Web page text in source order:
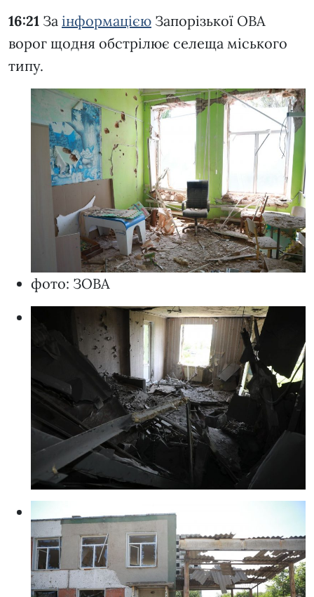
16:21 За інформацією Запорізької ОВА
ворог щодня обстрілює селеща міського
типу.
фото: ЗОВА